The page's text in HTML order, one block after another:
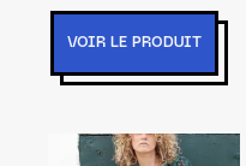
VOIR LE PRODUIT